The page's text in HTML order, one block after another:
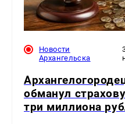
Новости
Архангельска
обманул
три миллиона